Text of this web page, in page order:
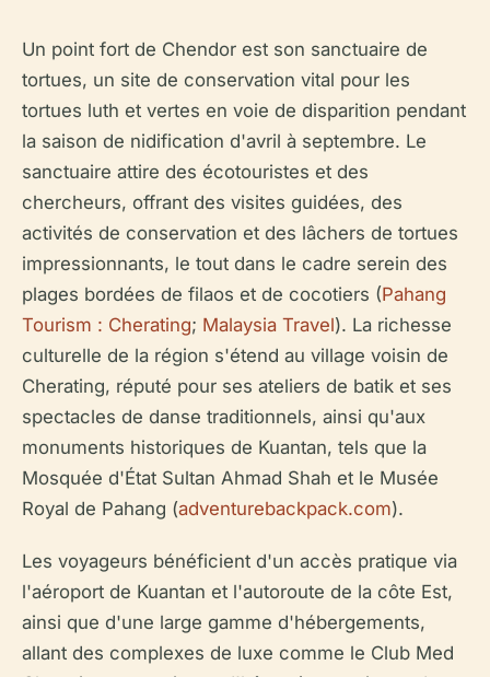
Un point fort de Chendor est son sanctuaire de
tortues, un site de conservation vital pour les
tortues luth et vertes en voie de disparition pendant
la saison de nidification d'avril à septembre. Le
sanctuaire attire des écotouristes et des
chercheurs, offrant des visites guidées, des
activités de conservation et des lâchers de tortues
impressionnants, le tout dans le cadre serein des
plages bordées de filaos et de cocotiers (Pahang
Tourism : Cherating; Malaysia Travel). La richesse
culturelle de la région s'étend au village voisin de
Cherating, réputé pour ses ateliers de batik et ses
spectacles de danse traditionnels, ainsi qu'aux
monuments historiques de Kuantan, tels que la
Mosquée d'État Sultan Ahmad Shah et le Musée
Royal de Pahang (adventurebackpack.com).
Les voyageurs bénéficient d'un accès pratique via
l'aéroport de Kuantan et l'autoroute de la côte Est,
ainsi que d'une large gamme d'hébergements,
allant des complexes de luxe comme le Club Med